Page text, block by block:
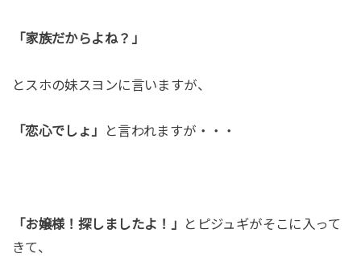
「家族だからよね？」
とスホの妹スヨンに言いますが、
「恋心でしょ」 と言われますが・・・
「お嬢様！探しましたよ！」
とピジュギがそこに入って
きて、